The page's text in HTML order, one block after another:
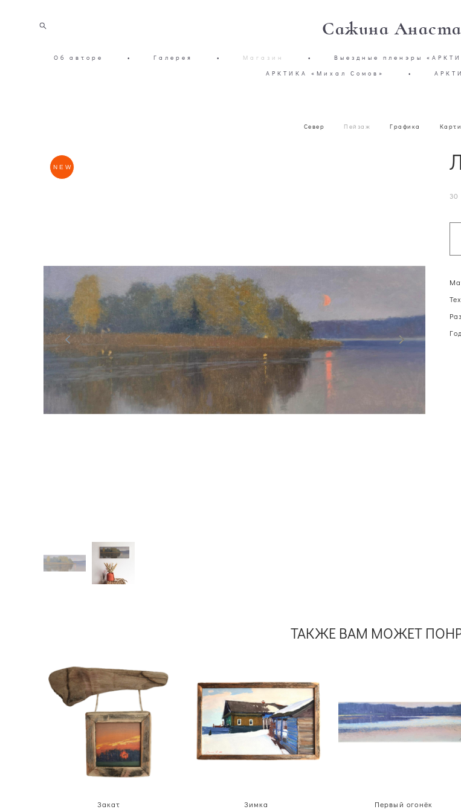
Сажина
Об авторе • Галерея • Магазин • Выездные пленэры
АРКТИКА «Михал Сомов»
•
Север Пейзаж Графика
NEW
30
ТАКЖЕ ВАМ МОЖЕТ
Закат Зимка Первый огонёк